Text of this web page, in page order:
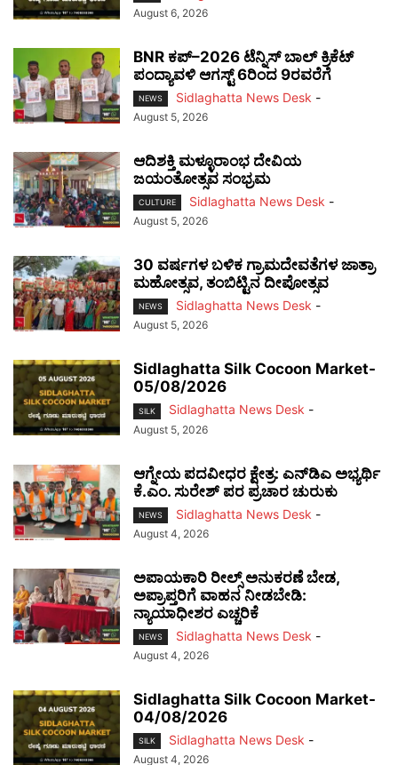
August 6, 2026
BNR ಕಪ್–2026 ಟೆನ್ನಿಸ್ ಬಾಲ್ ಕ್ರಿಕೆಟ್
ಪಂದ್ಯಾವಳಿ ಆಗಸ್ಟ್ 6ರಿಂದ 9ರವರೆಗೆ
NEWS Sidlaghatta News Desk -
August 5, 2026
ಆದಿಶಕ್ತಿ ಮಳ್ಳೂರಾಂಭ ದೇವಿಯ
ಜಯಂತೋತ್ಸವ ಸಂಭ್ರಮ
CULTURE Sidlaghatta News Desk -
August 5, 2026
30 ವರ್ಷಗಳ ಬಳಿಕ ಗ್ರಾಮದೇವತೆಗಳ ಜಾತ್ರಾ
ಮಹೋತ್ಸವ, ತಂಬಿಟ್ಟಿನ ದೀಪೋತ್ಸವ
NEWS Sidlaghatta News Desk -
August 5, 2026
Sidlaghatta Silk Cocoon Market-
05/08/2026
SILK Sidlaghatta News Desk -
August 5, 2026
ಆಗ್ನೇಯ ಪದವೀಧರ ಕ್ಷೇತ್ರ: ಎನ್‌ಡಿಎ ಅಭ್ಯರ್ಥಿ
ಕೆ.ಎಂ. ಸುರೇಶ್ ಪರ ಪ್ರಚಾರ ಚುರುಕು
NEWS Sidlaghatta News Desk -
August 4, 2026
ಅಪಾಯಕಾರಿ ರೀಲ್ಸ್ ಅನುಕರಣೆ ಬೇಡ,
ಅಪ್ರಾಪ್ತರಿಗೆ ವಾಹನ ನೀಡಬೇಡಿ:
ನ್ಯಾಯಾಧೀಶರ ಎಚ್ಚರಿಕೆ
NEWS Sidlaghatta News Desk -
August 4, 2026
Sidlaghatta Silk Cocoon Market-
04/08/2026
SILK Sidlaghatta News Desk -
August 4, 2026